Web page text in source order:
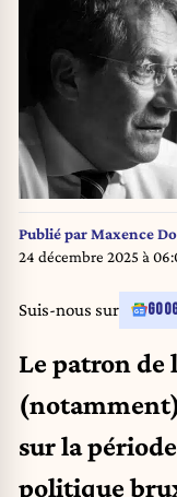
Publié parMaxence
24 décembre 2025 à
Suis-nous sur
Le patron de
sur la
politique